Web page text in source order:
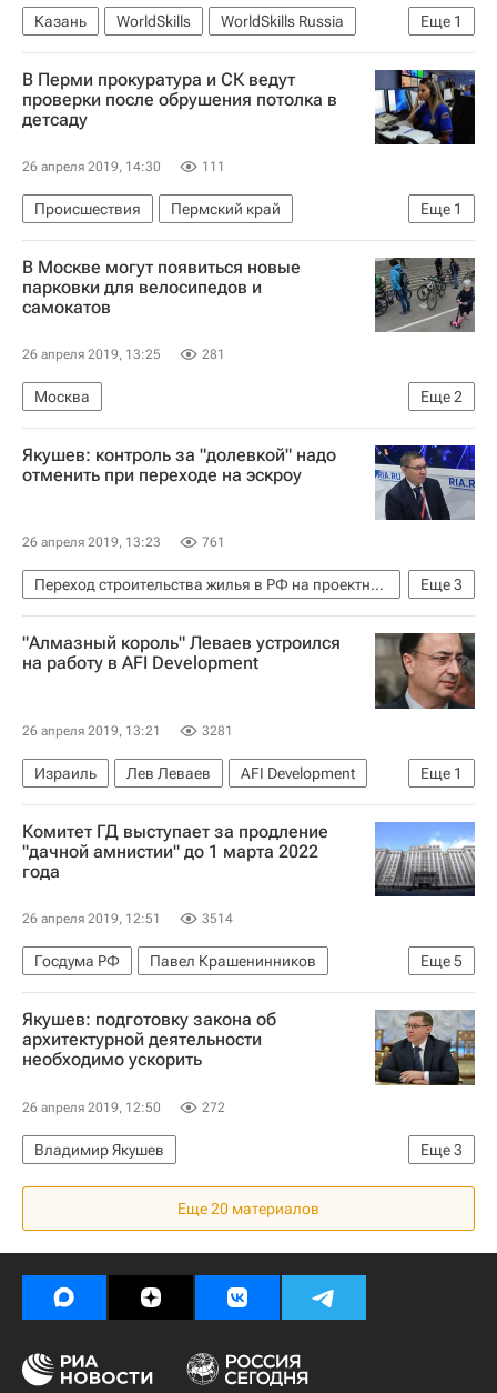
Еще 1
Казань WorldSkills
WorldSkills Russia
Жилье
В Перми прокуратура и СК ведут
проверки после обрушения потолка в
детсаду
26 апреля 2019, 14:30 111
Еще 1
Происшествия
Пермский край
Следственный комитет России (СК РФ)
В Москве могут появиться новые
парковки для велосипедов и
самокатов
26 апреля 2019, 13:25 281
Еще2
Москва
Центр организации дорожного движения (ЦОДД)
Парковка
Якушев: контроль за "долевкой" надо
отменить при переходе на эскроу
26 апреля 2019, 13:23 761
Еще3
Переход строительства жилья в РФ на проектное финансирование
Владимир Якушев
Дмитрий Медведев
Министерство строительства и жилищно-коммунального хозяйства РФ (Минстрой России)
"Алмазный король" Леваев устроился
на работу в AFI Development
26 апреля 2019, 13:21 3281
Еще 1
Израиль Лев Леваев
AFI Development
Отставки и назначения - Новости
Комитет ГД выступает за продление
"дачной амнистии" до 1 марта 2022
года
26 апреля 2019, 12:51 3514
Еще5
Госдума РФ
Павел Крашенинников
Федеральная служба государственной регистрации, кадастра и картографии (Росреестр)
Дмитрий Медведев
Законодательство
Жилье
Загородная недвижимость
Якушев: подготовку закона об
архитектурной деятельности
необходимо ускорить
26 апреля 2019, 12:50 272
Еще3
Владимир Якушев
Министерство строительства и жилищно-коммунального хозяйства РФ (Минстрой России)
Архитектура
Еще 20 материалов